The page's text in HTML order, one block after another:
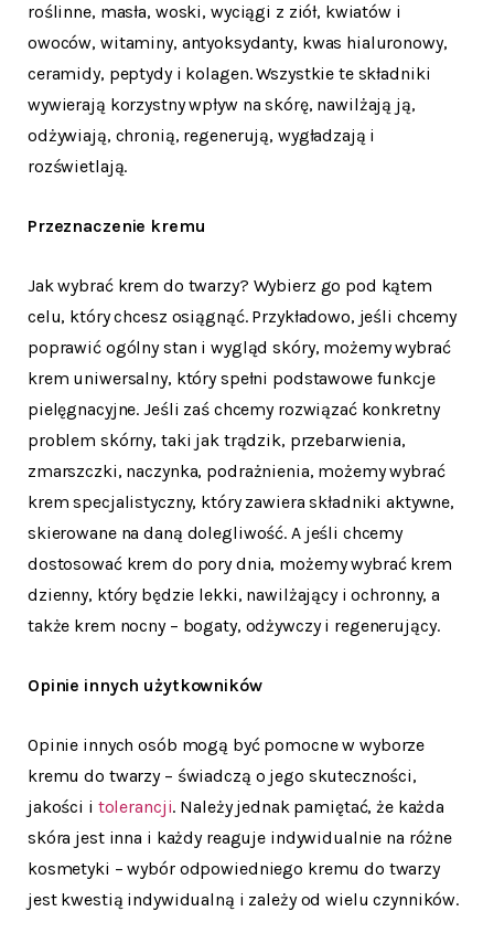
roślinne, masła, woski, wyciągi z ziół, kwiatów i
owoców, witaminy, antyoksydanty, kwas hialuronowy,
ceramidy, peptydy i kolagen. Wszystkie te składniki
wywierają korzystny wpływ na skórę, nawilżają ją,
odżywiają, chronią, regenerują, wygładzają i
rozświetlają.
Przeznaczenie kremu
Jak wybrać krem do twarzy? Wybierz go pod kątem
celu, który chcesz osiągnąć. Przykładowo, jeśli chcemy
poprawić ogólny stan i wygląd skóry, możemy wybrać
krem uniwersalny, który spełni podstawowe funkcje
pielęgnacyjne. Jeśli zaś chcemy rozwiązać konkretny
problem skórny, taki jak trądzik, przebarwienia,
zmarszczki, naczynka, podrażnienia, możemy wybrać
krem specjalistyczny, który zawiera składniki aktywne,
skierowane na daną dolegliwość. A jeśli chcemy
dostosować krem do pory dnia, możemy wybrać krem
dzienny, który będzie lekki, nawilżający i ochronny, a
także krem nocny – bogaty, odżywczy i regenerujący.
Opinie innych użytkowników
Opinie innych osób mogą być pomocne w wyborze
kremu do twarzy – świadczą o jego skuteczności,
jakości i tolerancji. Należy jednak pamiętać, że każda
skóra jest inna i każdy reaguje indywidualnie na różne
kosmetyki – wybór odpowiedniego kremu do twarzy
jest kwestią indywidualną i zależy od wielu czynników.